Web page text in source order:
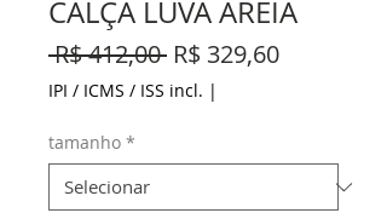
CALÇA LUVA AREIA
R$ 412,00 Preço
normal
R$ 329,60Preço
IPI / ICMS / ISS incl. |
tamanho *